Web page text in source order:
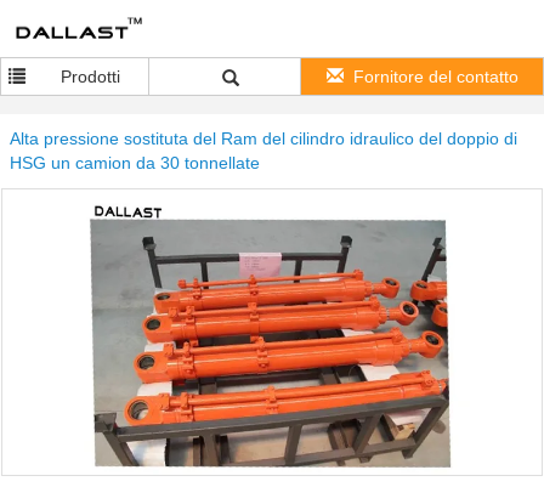
Prodotti Fornitore del contatto
Alta pressione sostituta del Ram del cilindro idraulico del doppio di
HSG un camion da 30 tonnellate